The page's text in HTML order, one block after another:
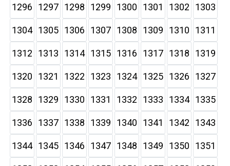
1296 1297 1298 1299 1300 1301 1302 1303
1304 1305 1306 1307 1308 1309 1310 1311
1312 1313 1314 1315 1316 1317 1318 1319
1320 1321 1322 1323 1324 1325 1326 1327
1328 1329 1330 1331 1332 1333 1334 1335
1336 1337 1338 1339 1340 1341 1342 1343
1344 1345 1346 1347 1348 1349 1350 1351